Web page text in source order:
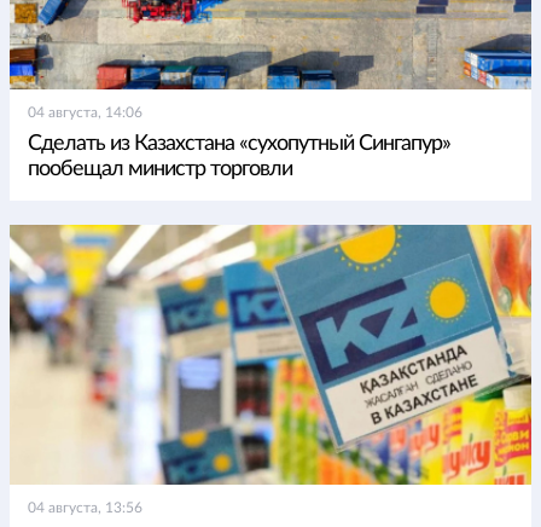
04 августа, 14:06
Сделать из Казахстана «сухопутный Сингапур»
пообещал министр торговли
04 августа, 13:56